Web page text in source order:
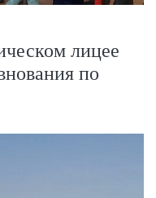
лицее
по